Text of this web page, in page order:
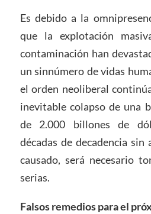
Es debido a la
que la explotación
contaminación han
un sinnúmero de vidas
el orden neoliberal
inevitable colapso de una
de 2.000 billones de
décadas de decadencia
causado, será necesario
serias.
Falsos remedios para el